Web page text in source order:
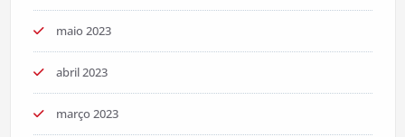
maio 2023
abril 2023
março 2023